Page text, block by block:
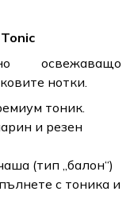
освежаващо
нотки.
тоник.
и резен
(тип „балон“)
с тоника и